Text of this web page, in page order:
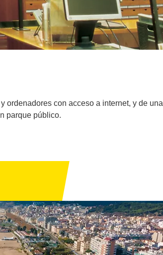
ordenadores con acceso a internet, y de una
parque público.